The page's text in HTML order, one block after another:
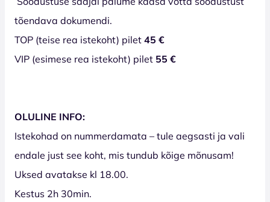
tõendava dokumendi.
TOP (teise rea istekoht) pilet 45 €
VIP (esimese rea istekoht) pilet 55 €
OLULINE INFO:
Istekohad on nummerdamata – tule aegsasti ja vali
endale just see koht, mis tundub kõige mõnusam!
Uksed avatakse kl 18.00.
Kestus 2h 30min.